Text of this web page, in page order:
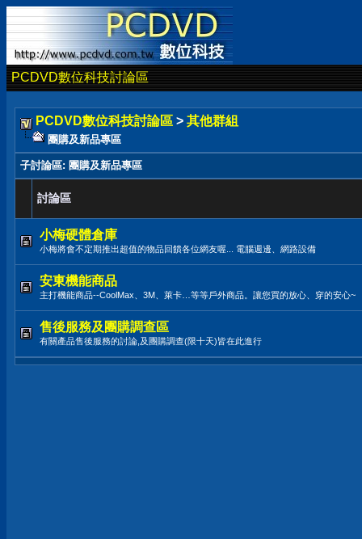
PCDVD數位科技討論區
PCDVD數位科技討論區 > 其他群組
團購及新品專區
子討論區: 團購及新品專區
討論區
小梅硬體倉庫
小梅將會不定期推出超值的物品回饋各位網友喔... 電腦週邊、網路設備
安東機能商品
主打機能商品--CoolMax、3M、萊卡…等等戶外商品。讓您買的放心、穿的安心~
售後服務及團購調查區
有關產品售後服務的討論,及團購調查(限十天)皆在此進行